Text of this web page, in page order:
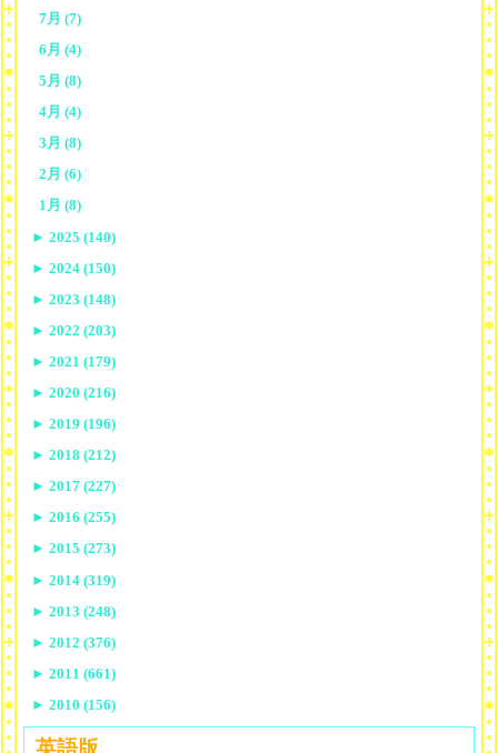
7月 (7)
6月 (4)
5月 (8)
4月 (4)
3月 (8)
2月 (6)
1月 (8)
► 2025 (140)
► 2024 (150)
► 2023 (148)
► 2022 (203)
► 2021 (179)
► 2020 (216)
► 2019 (196)
► 2018 (212)
► 2017 (227)
► 2016 (255)
► 2015 (273)
► 2014 (319)
► 2013 (248)
► 2012 (376)
► 2011 (661)
► 2010 (156)
英語版